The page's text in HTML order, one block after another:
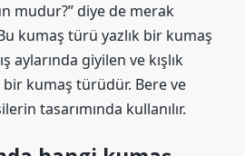
mudur?” diye de merak
kumaş türü yazlık bir kumaş
aylarında giyilen ve kışlık
kumaş türüdür. Bere ve
tasarımında kullanılır.